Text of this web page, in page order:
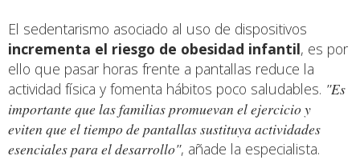
El sedentarismo asociado al uso de dispositivos
incrementa el riesgo de obesidad infantil, es por
ello que pasar horas frente a pantallas reduce la
actividad física y fomenta hábitos poco saludables. "Es
importante que las familias promuevan el ejercicio y
eviten que el tiempo de pantallas sustituya actividades
esenciales para el desarrollo", añade la especialista.